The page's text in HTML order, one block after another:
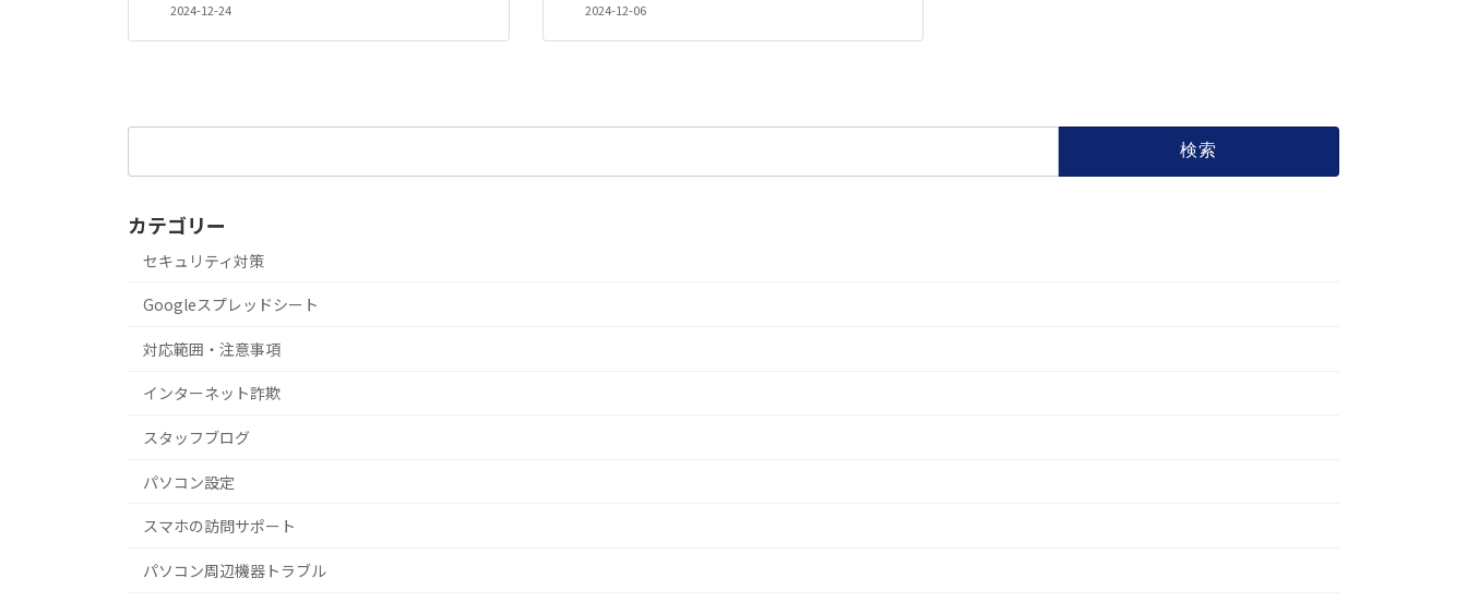
2024-12-24 2024-12-06
カテゴリー
セキュリティ対策
Googleスプレッドシート
対応範囲・注意事項
インターネット詐欺
スタッフブログ
パソコン設定
スマホの訪問サポート
パソコン周辺機器トラブル